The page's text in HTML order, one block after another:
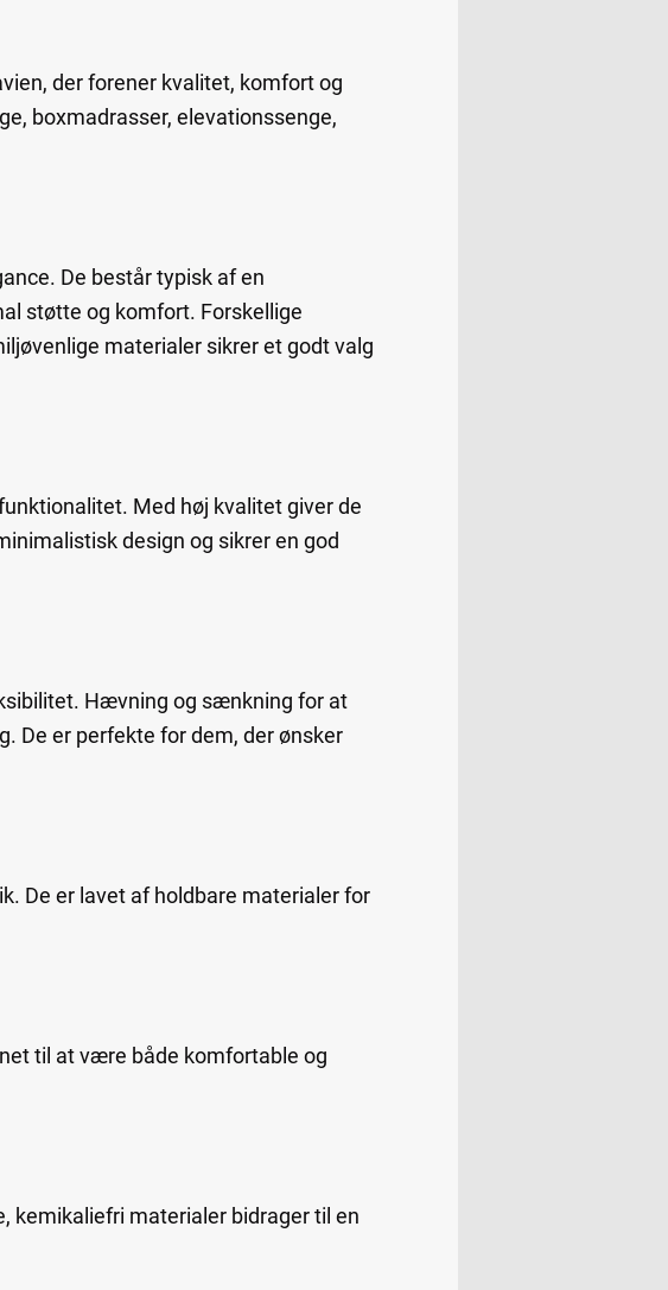
der forener kvalitet, komfort og
boxmadrasser, elevationssenge,
De består typisk af en
støtte og komfort. Forskellige
materialer sikrer et godt valg
Med høj kvalitet giver de
design og sikrer en god
Hævning og sænkning for at
De er perfekte for dem, der ønsker
De er lavet af holdbare materialer for
til at være både komfortable og
kemikaliefri materialer bidrager til en